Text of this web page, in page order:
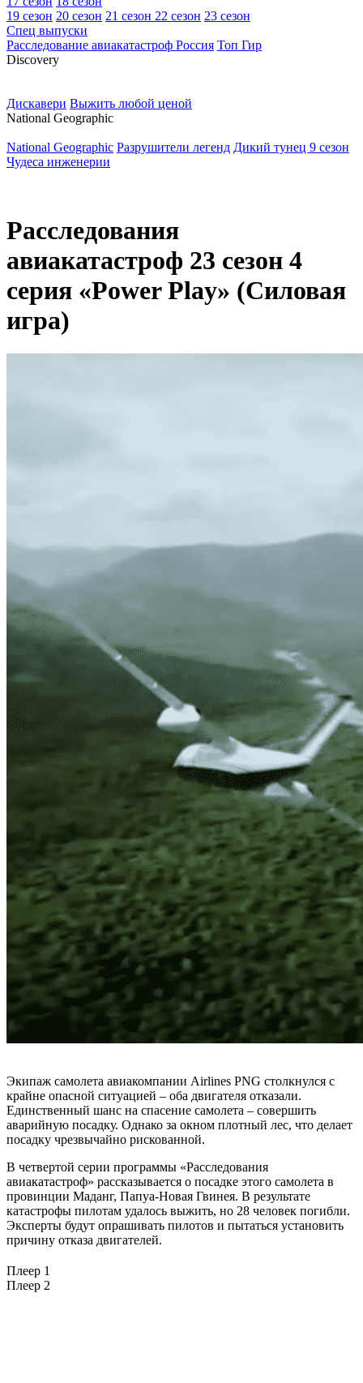
19 сезон 20 сезон 21 сезон 22 сезон 23 сезон
Спец выпуски
Расследование авиакатастроф Россия Топ Гир
Discovery
Дискавери Выжить любой ценой
National Geographic
National Geographic Разрушители легенд Дикий тунец 9 сезон
Чудеса инженерии
Расследования
авиакатастроф 23 сезон 4
серия «Power Play» (Силовая
игра)
Экипаж самолета авиакомпании Airlines PNG столкнулся с
крайне опасной ситуацией – оба двигателя отказали.
Единственный шанс на спасение самолета – совершить
аварийную посадку. Однако за окном плотный лес, что делает
посадку чрезвычайно рискованной.
В четвертой серии программы «Расследования
авиакатастроф» рассказывается о посадке этого самолета в
провинции Маданг, Папуа-Новая Гвинея. В результате
катастрофы пилотам удалось выжить, но 28 человек погибли.
Эксперты будут опрашивать пилотов и пытаться установить
причину отказа двигателей.
Плеер 1
Плеер 2